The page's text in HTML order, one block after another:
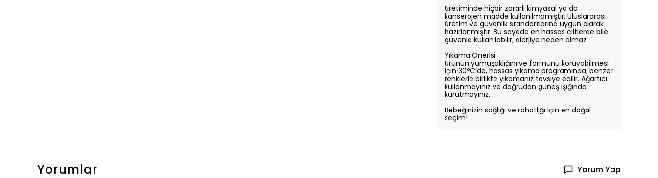
Üretiminde hiçbir zararlı kimyasal ya da
kanserojen madde kullanılmamıştır. Uluslararası
üretim ve güvenlik standartlarına uygun olarak
hazırlanmıştır. Bu sayede en hassas ciltlerde bile
güvenle kullanılabilir, alerjiye neden olmaz.
Yıkama Önerisi:
Ürünün yumuşaklığını ve formunu koruyabilmesi
için 30°C’de, hassas yıkama programında, benzer
renklerle birlikte yıkamanız tavsiye edilir. Ağartıcı
kullanmayınız ve doğrudan güneş ışığında
kurutmayınız.
Bebeğinizin sağlığı ve rahatlığı için en doğal
seçim!
Yorumlar
Yorum Yap